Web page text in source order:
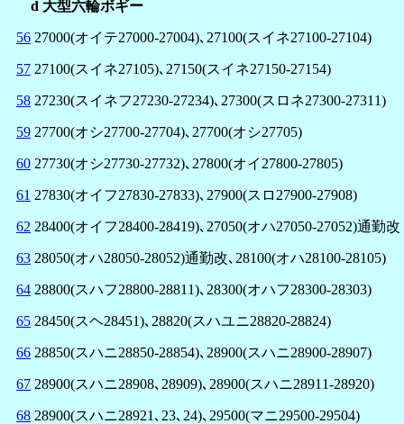
d 大型六輪ボギー
56 27000(オイテ27000-27004)､27100(スイネ27100-27104)
57 27100(スイネ27105)､27150(スイネ27150-27154)
58 27230(スイネフ27230-27234)､27300(スロネ27300-27311)
59 27700(オシ27700-27704)､27700(オシ27705)
60 27730(オシ27730-27732)､27800(オイ27800-27805)
61 27830(オイフ27830-27833)､27900(スロ27900-27908)
62 28400(オイフ28400-28419)､27050(オハ27050-27052)通勤改
63 28050(オハ28050-28052)通勤改､28100(オハ28100-28105)
64 28800(スハフ28800-28811)､28300(オハフ28300-28303)
65 28450(スヘ28451)､28820(スハユニ28820-28824)
66 28850(スハニ28850-28854)､28900(スハニ28900-28907)
67 28900(スハニ28908､28909)､28900(スハニ28911-28920)
68 28900(スハニ28921､23､24)､29500(マニ29500-29504)